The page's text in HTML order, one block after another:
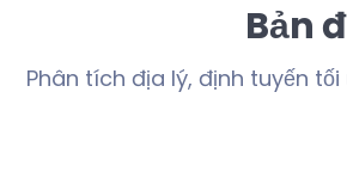
Bản
Phân tích địa lý, định tuyến